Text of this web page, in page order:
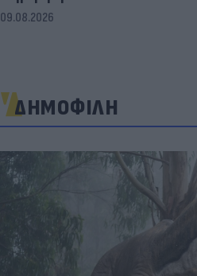
09.08.2026
ΔΗΜΟΦΙΛΗ